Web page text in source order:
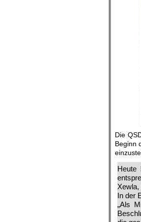
Die
Beginn
Heute
In der
„Als